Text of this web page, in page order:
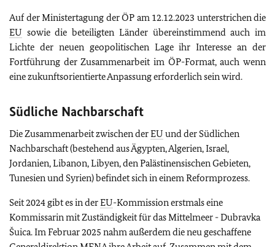
Auf der Ministertagung der ÖP am 12.12.2023 unterstrichen die
EU sowie die beteiligten Länder übereinstimmend auch im
Lichte der neuen geopolitischen Lage ihr Interesse an der
Fortführung der Zusammenarbeit im ÖP-Format, auch wenn
eine zukunftsorientierte Anpassung erforderlich sein wird.
Südliche Nachbarschaft
Die Zusammenarbeit zwischen derEU und der Südlichen
Nachbarschaft (bestehend aus Ägypten, Algerien, Israel,
Jordanien, Libanon, Libyen, den Palästinensischen Gebieten,
Tunesien und Syrien) befindet sich in einem Reformprozess.
Seit 2024 gibt es in derEU-Kommission erstmals eine
Kommissarin mit Zuständigkeit für das Mittelmeer - Dubravka
Šuica. Im Februar 2025 nahm außerdem die neu geschaffene